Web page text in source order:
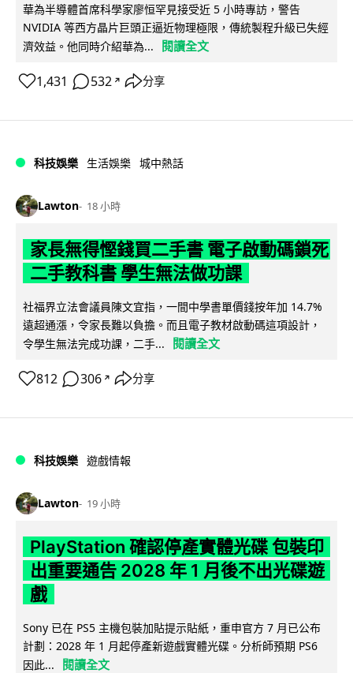
華為半導體首席科學家廖恒罕見接受近 5 小時專訪，警告
NVIDIA 等西方晶片巨頭正逼近物理極限，傳統製程升級已失經
濟效益。他同時介紹華為...
閱讀全文
1,431 532 ↗ 分享
科技娛樂 生活娛樂 城中熱話
Lawton 18 小時
家長無得慳錢買二手書 電子啟動碼鎖死
二手教科書 學生無法做功課
社福界立法會議員陳文宜指，一間中學書單價錢按年加 14.7%
遠超通漲，令家長難以負擔。而且電子教材啟動碼這項設計，
令學生無法完成功課，二手...
閱讀全文
812 306 ↗ 分享
科技娛樂 遊戲情報
Lawton 19 小時
PlayStation 確認停產實體光碟 包裝印
出重要通告 2028 年 1 月後不出光碟遊
戲
Sony 已在 PS5 主機包裝加貼提示貼紙，重申官方 7 月已公布
計劃：2028 年 1 月起停產新遊戲實體光碟。分析師預期 PS6
因此...
閱讀全文